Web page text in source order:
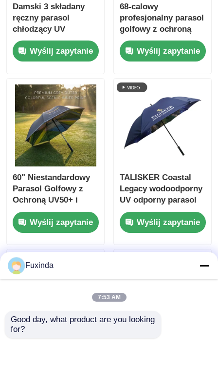
Damski 3 składany
ręczny parasol
chłodzący UV
Wyślij zapytanie
68-calowy
profesjonalny parasol
golfowy z ochroną
przed wiatrem i
UV50+ na każdą
pogodę
Wyślij zapytanie
60" Niestandardowy
Parasol Golfowy z
Ochroną UV50+ i
Niestandardowym
Logo Klubu
Wyślij zapytanie
TALISKER Coastal
Legacy wodoodporny
UV odporny parasol
podwójna warstwa
Wyślij zapytanie
Fuxinda
7:53 AM
Good day, what product are you looking
for?